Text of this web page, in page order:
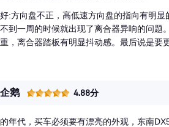
好:方向盘不正，高低速方向盘的指向有明
到一周的时候就出现了离合器异响的问
，离合器踏板有明显抖动感。最后说是
鹅 4.88分
的年代，买车必须要有漂亮的外观，东南